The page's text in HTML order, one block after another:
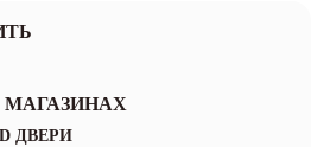
МАГАЗИНАХ
ДВЕРИ